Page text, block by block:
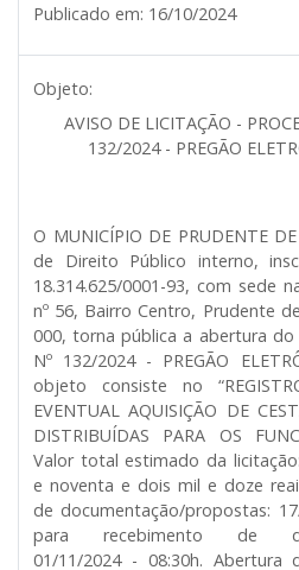
Publicado em: 16/10/2024
Objeto:
AVISO DE LICITAÇÃO -
132/2024 - PREGÃO
O MUNICÍPIO DE PRUDENTE
de Direito Público interno,
18.314.625/0001-93, com sede
nº 56, Bairro Centro, Prudente
000, torna pública a abertura do
Nº 132/2024 - PREGÃO
objeto consiste no
EVENTUAL AQUISIÇÃO DE
DISTRIBUÍDAS PARA OS
Valor total estimado da
e noventa e dois mil e doze
de documentação/propostas:
para recebimento de
01/11/2024 - 08:30h. Abertura